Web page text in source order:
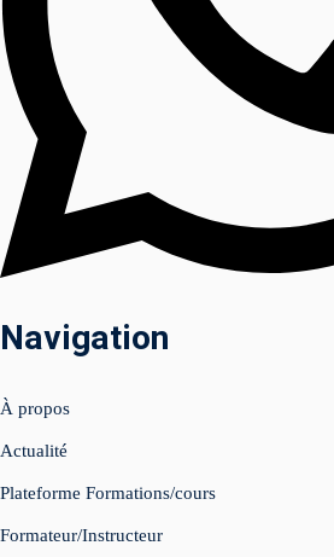
📲
& shooting
Navigation
À propos
Actualité
Plateforme Formations/cours
Formateur/Instructeur